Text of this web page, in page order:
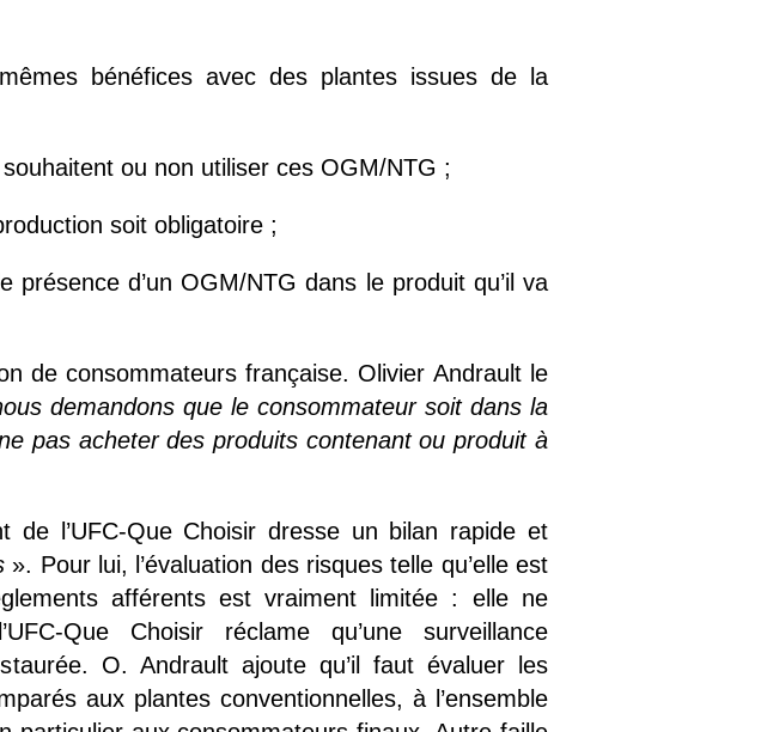
bénéfices avec des plantes issues de la
ou non utiliser ces OGM/NTG ;
soit obligatoire ;
d’un OGM/NTG dans le produit qu’il va
de consommateurs française. Olivier Andrault le
demandons que le consommateur soit dans la
pas acheter des produits contenant ou produit à
de l’UFC-Que Choisir dresse un bilan rapide et
». Pour lui, l’évaluation des risques telle qu’elle est
afférents est vraiment limitée : elle ne
Que Choisir réclame qu’une surveillance
O. Andrault ajoute qu’il faut évaluer les
aux plantes conventionnelles, à l’ensemble